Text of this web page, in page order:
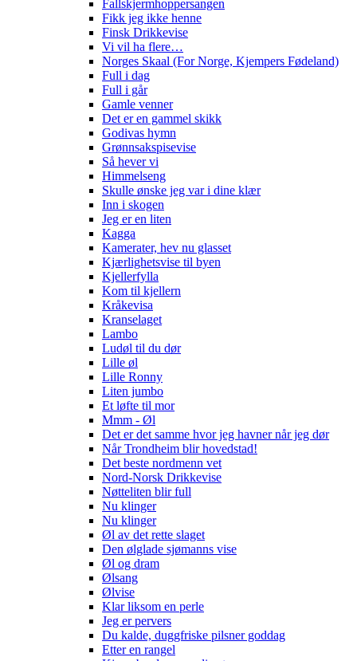
Fallskjermhoppersangen
Fikk jeg ikke henne
Finsk Drikkevise
Vi vil ha flere…
Norges Skaal (For Norge, Kjempers Fødeland)
Full i dag
Full i går
Gamle venner
Det er en gammel skikk
Godivas hymn
Grønnsakspisevise
Så hever vi
Himmelseng
Skulle ønske jeg var i dine klær
Inn i skogen
Jeg er en liten
Kagga
Kamerater, hev nu glasset
Kjærlighetsvise til byen
Kjellerfylla
Kom til kjellern
Kråkevisa
Kranselaget
Lambo
Ludøl til du dør
Lille øl
Lille Ronny
Liten jumbo
Et løfte til mor
Mmm - Øl
Det er det samme hvor jeg havner når jeg dør
Når Trondheim blir hovedstad!
Det beste nordmenn vet
Nord-Norsk Drikkevise
Nøtteliten blir full
Nu klinger
Nu klinger
Øl av det rette slaget
Den ølglade sjømanns vise
Øl og dram
Ølsang
Ølvise
Klar liksom en perle
Jeg er pervers
Du kalde, duggfriske pilsner goddag
Etter en rangel